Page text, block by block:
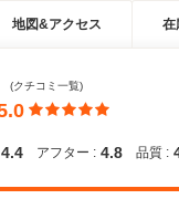
地図&アクセス 在
(クチコミ一覧)
4.4 アフター : 4.8 品質 :